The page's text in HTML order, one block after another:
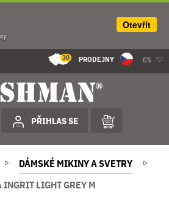
30 PRODEJNY CS
PŘIHLAS SE
DÁMSKÉ MIKINY A SVETRY
LIGHT GREY M
Otevřít